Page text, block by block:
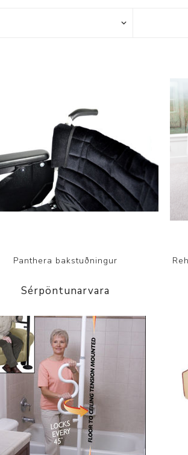
Smátæki
Panthera bakstuðningur
Sérpöntunarvara